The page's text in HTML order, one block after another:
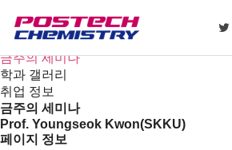
뉴스
공지사항
금주의 세미나
학과 갤러리
취업 정보
금주의 세미나
Prof. Youngseok Kwon(SKKU)
페이지 정보